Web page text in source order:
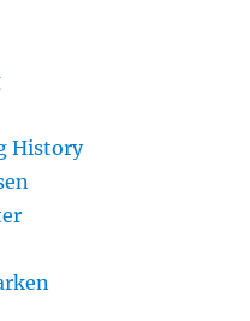
History